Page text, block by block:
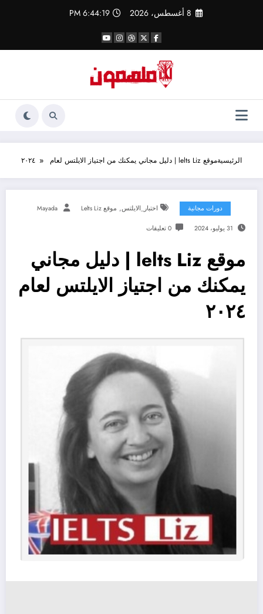
8 أغسطس، 2026 6:44:20 PM
الرئيسيةموقع lelts Liz | دليل مجاني يمكنك من اجتياز الايلتس لعام ٢٠٢٤
دورات مجانية اختبار_الايلتس, موقع Lelts Liz Mayada
31 يوليو، 2024 0 تعليقات
موقع lelts Liz | دليل مجاني
يمكنك من اجتياز الايلتس لعام
٢٠٢٤